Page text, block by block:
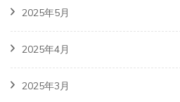
2025年5月
2025年4月
2025年3月